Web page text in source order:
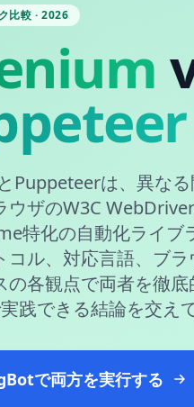
比較 · 2026
Puppeteerは、異な
ウザのW3C
特化の自動化ライブ
コル、対応言語、ブ
の各観点で両者を徹
践できる結論を交え
で両方を実行する